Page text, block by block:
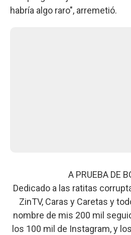
habría algo raro", arremetió.
A PRUEBA DE
Dedicado a las ratitas
ZinTV, Caras y Caretas y
nombre de mis 200 mil
los 100 mil de Instagram, y